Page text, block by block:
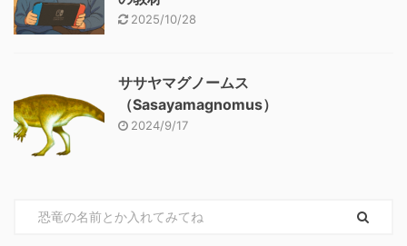
2025/10/28
ササヤマグノームス
（Sasayamagnomus）
2024/9/17